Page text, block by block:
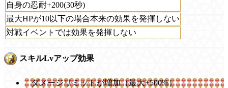
自身の忍耐+200(30秒)
最大HPが10以下の場合本来の効果を発揮しない
対戦イベントでは効果を発揮しない
スキルLvアップ効果
ダメージリミットが増加（最大+500%）